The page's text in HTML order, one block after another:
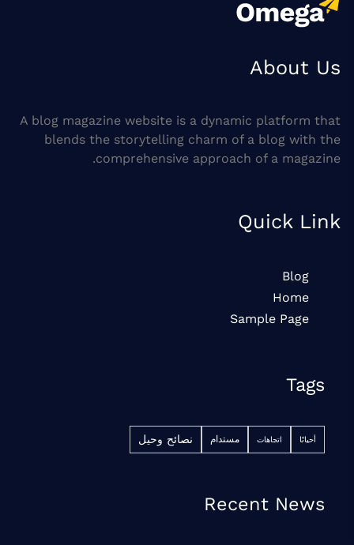
About Us
A blog magazine website is a dynamic platform that
blends the storytelling charm of a blog with the
comprehensive approach of a magazine.
Quick Link
Blog
Home
Sample Page
Tags
أحيانًا اتجاهات مستدام نصائح وحيل
Recent News